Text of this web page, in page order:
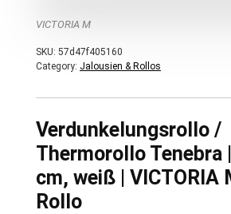
VICTORIA M
SKU: 57d47f405160
Category: Jalousien & Rollos
Verdunkelungsrollo /
Thermorollo Tenebra
cm, weiß | VICTORIA
Rollo